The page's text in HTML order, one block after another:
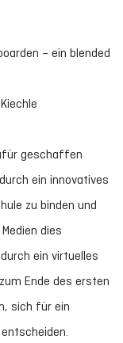
– ein blended
geschaffen
ein innovatives
zu binden und
dies
ein virtuelles
Ende des ersten
sich für ein